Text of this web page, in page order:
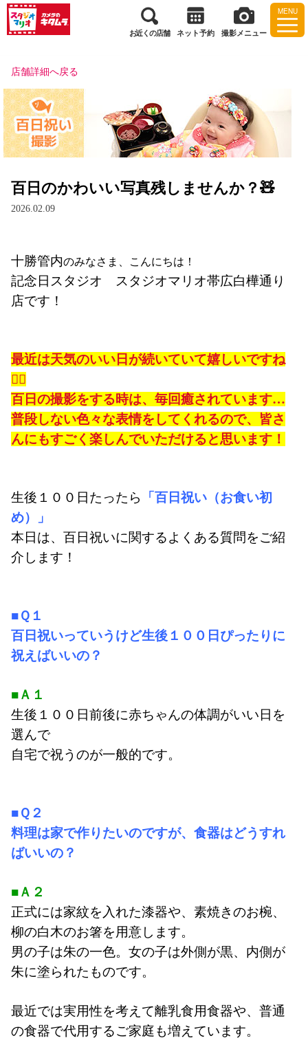
MENU
お近くの店舗 ネット予約 撮影メニュー
店舗詳細へ戻る
百日のかわいい写真残しませんか？🧸
2026.02.09
十勝管内のみなさま、こんにちは！
記念日スタジオ
スタジオマリオ帯広白樺通り
店です！
最近は天気のいい日が続いていて嬉しいですね

百日の撮影をする時は、毎回癒されています…
普段しない色々な表情をしてくれるので、皆さ
んにもすごく楽しんでいただけると思います！
生後１００日たったら
「百日祝い（お食い初
め）」
本日は、百日祝いに関するよくある質問をご紹
介します！
■Ｑ１
百日祝いっていうけど生後１００日ぴったりに
祝えばいいの？
■Ａ１
生後１００日前後に赤ちゃんの体調がいい日を
選んで
自宅で祝うのが一般的です。
■Ｑ２
料理は家で作りたいのですが、食器はどうすれ
ばいいの？
■Ａ２
正式には家紋を入れた漆器や、素焼きのお椀、
柳の白木のお箸を用意します。
男の子は朱の一色。女の子は外側が黒、内側が
朱に塗られたものです。
最近では実用性を考えて離乳食用食器や、 普通
の食器で代用するご家庭も増えています。